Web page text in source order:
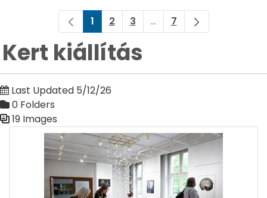
Page
1 Page
2 Page
3 ...Intermediate Pages
Page
7
Kert kiállítás
Last Updated 5/12/26
0 Folders
19 Images
Media Gallery